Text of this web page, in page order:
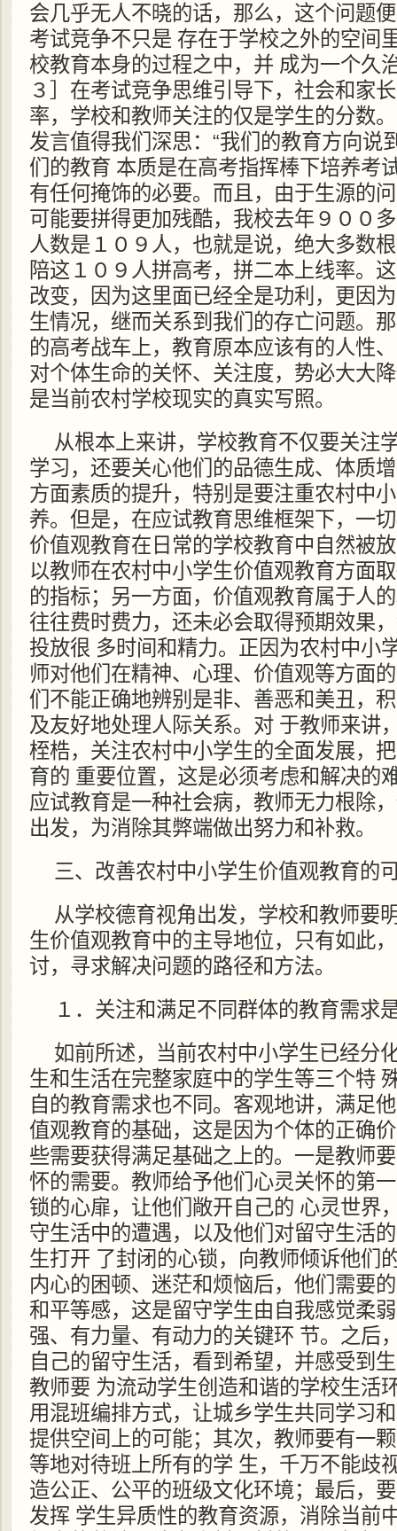
会几乎无人不晓的话，那么，这个问题
考试竞争不只是 存在于学校之外的空间
校教育本身的过程之中，并 成为一个久
３］在考试竞争思维引导下，社会和家
率，学校和教师关注的仅是学生的分数
发言值得我们深思：“我们的教育方向说
们的教育 本质是在高考指挥棒下培养考
有任何掩饰的必要。而且，由于生源的
可能要拼得更加残酷，我校去年９００
人数是１０９人，也就是说，绝大多数
陪这１０９人拼高考，拼二本上线率。
改变，因为这里面已经全是功利，更因
生情况，继而关系到我们的存亡问题。
的高考战车上，教育原本应该有的人性
对个体生命的关怀、关注度，势必大大
是当前农村学校现实的真实写照。
从根本上来讲，学校教育不仅要关注
学习，还要关心他们的品德生成、体质
方面素质的提升，特别是要注重农村中
养。但是，在应试教育思维框架下，一
价值观教育在日常的学校教育中自然被
以教师在农村中小学生价值观教育方面
的指标；另一方面，价值观教育属于人
往往费时费力，还未必会取得预期效果
投放很 多时间和精力。正因为农村中小
师对他们在精神、心理、价值观等方面
们不能正确地辨别是非、善恶和美丑，
及友好地处理人际关系。对 于教师来讲
桎梏，关注农村中小学生的全面发展，
育的 重要位置，这是必须考虑和解决的
应试教育是一种社会病，教师无力根除
出发，为消除其弊端做出努力和补救。
三、改善农村中小学生价值观教育的
从学校德育视角出发，学校和教师要
生价值观教育中的主导地位，只有如此
讨，寻求解决问题的路径和方法。
１．关注和满足不同群体的教育需求
如前所述，当前农村中小学生已经分
生和生活在完整家庭中的学生等三个特
自的教育需求也不同。客观地讲，满足
值观教育的基础，这是因为个体的正确
些需要获得满足基础之上的。一是教师
怀的需要。教师给予他们心灵关怀的第
锁的心扉，让他们敞开自己的 心灵世界
守生活中的遭遇，以及他们对留守生活
生打开 了封闭的心锁，向教师倾诉他们
内心的困顿、迷茫和烦恼后，他们需要
和平等感，这是留守学生由自我感觉柔
强、有力量、有动力的关键环 节。之后
自己的留守生活，看到希望，并感受到
教师要 为流动学生创造和谐的学校生活
用混班编排方式，让城乡学生共同学习
提供空间上的可能；其次，教师要有一
等地对待班上所有的学 生，千万不能歧
造公正、公平的班级文化环境；最后，
发挥 学生异质性的教育资源，消除当前